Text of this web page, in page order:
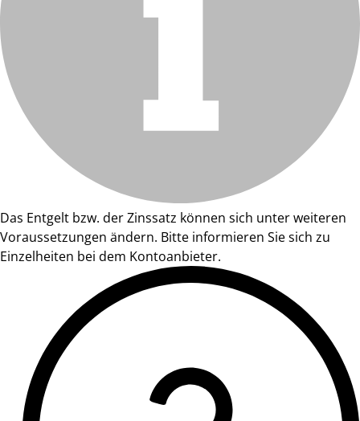
Das Entgelt bzw. der Zinssatz können sich unter weiteren
Voraussetzungen ändern. Bitte informieren Sie sich zu
Einzelheiten bei dem Kontoanbieter.